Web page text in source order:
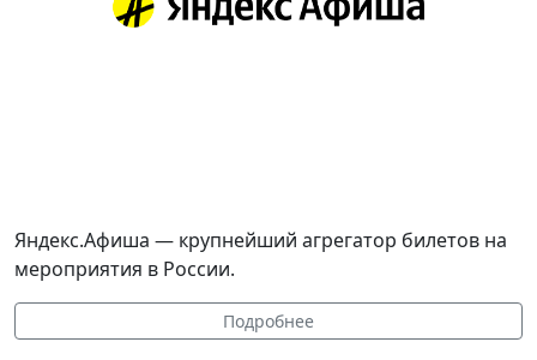
Яндекс.Афиша — крупнейший агрегатор билетов на
мероприятия в России.
Подробнее